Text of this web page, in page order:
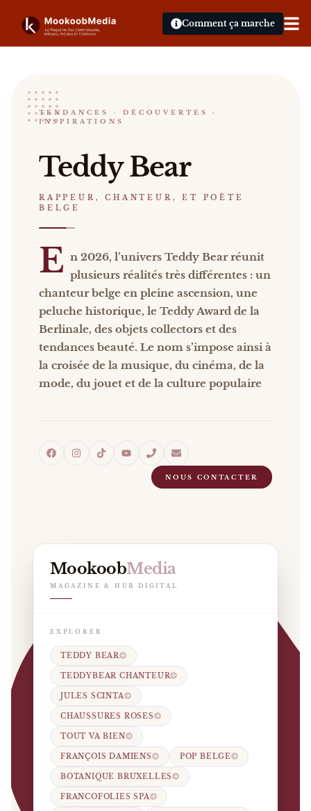
Comment ça marche
Teddy Bear
RAPPEUR, CHANTEUR, ET POÈTE BELGE
Teddy Bear En 2026, l’univers Teddy Bear
Catalogue :événements, presse, vidéos
TENDANCES · DÉCOUVERTES ·
INSPIRATIONS
Teddy Bear
RAPPEUR, CHANTEUR, ET POÈTE
BELGE
E n 2026, l’univers Teddy Bear réunit
plusieurs réalités très différentes : un
chanteur belge en pleine ascension, une
peluche historique, le Teddy Award de la
Berlinale, des objets collectors et des
tendances beauté. Le nom s’impose ainsi à
la croisée de la musique, du cinéma, de la
mode, du jouet et de la culture populaire
NOUS CONTACTER
MookoobMedia
MAGAZINE & HUB DIGITAL
EXPLORER
TEDDY BEAR
TEDDYBEAR CHANTEUR
JULES SCINTA
CHAUSSURES ROSES
TOUT VA BIEN
FRANÇOIS DAMIENS POP BELGE
BOTANIQUE BRUXELLES
FRANCOFOLIES SPA